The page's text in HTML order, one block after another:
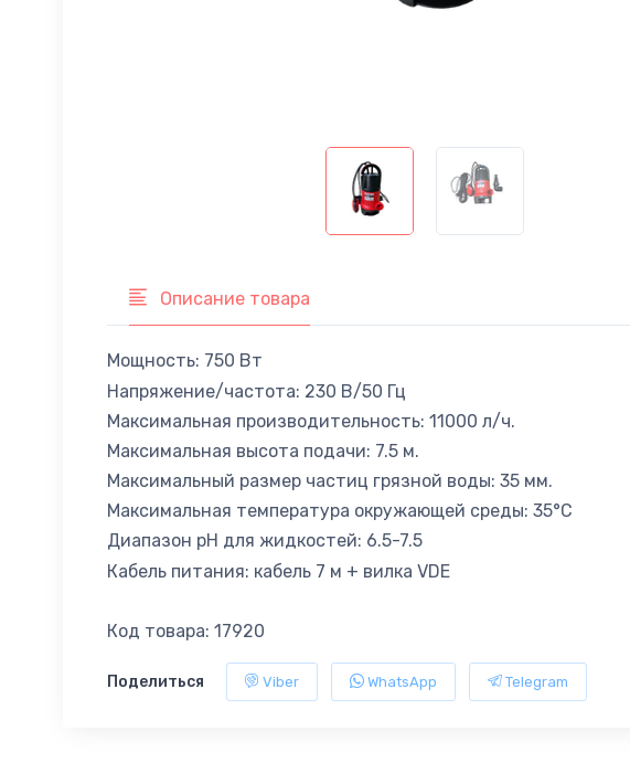
Описание товара
Мощность: 750 Вт
Напряжение/частота: 230 В/50 Гц
Максимальная производительность: 11000 л/ч.
Максимальная высота подачи: 7.5 м.
Максимальный размер частиц грязной воды: 35 мм.
Максимальная температура окружающей среды: 35°C
Диапазон pH для жидкостей: 6.5-7.5
Кабель питания: кабель 7 м + вилка VDE
Код товара: 17920
Поделиться Viber WhatsApp Telegram